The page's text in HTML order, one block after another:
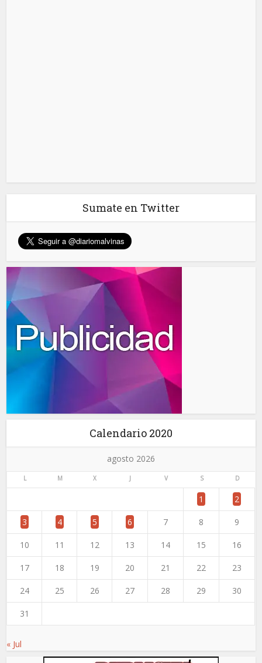
Sumate en Twitter
Calendario 2020
agosto 2026
L M X J V S D
1 2
3 4 5 6 7 8 9
10 11 12 13 14 15 16
17 18 19 20 21 22 23
24 25 26 27 28 29 30
31
« Jul